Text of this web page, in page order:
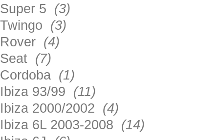
Super 5 (3)
Twingo (3)
Rover (4)
Seat (7)
Cordoba (1)
Ibiza 93/99 (11)
Ibiza 2000/2002 (4)
Ibiza 6L 2003-2008 (14)